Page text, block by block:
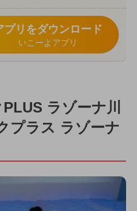
プリをダウンロード
いこーよアプリ
ラゾーナ川
プラス ラゾーナ